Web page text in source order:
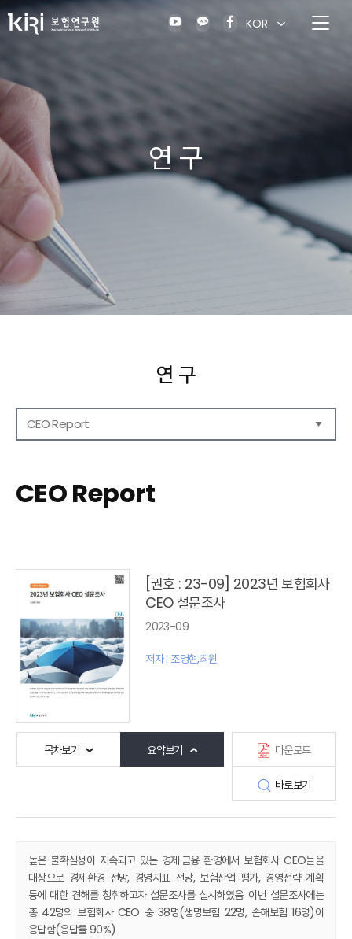
KOR
연 구
연 구
CEO Report
CEO Brief
영상자료
CEO Report
[권호 : 23-09] 2023년 보험회사
CEO 설문조사
2023-09
저자 : 조영현,최원
목차보기 요약보기 다운로드
바로보기
높은 불확실성이 지속되고 있는 경제·금융 환경에서 보험회사 CEO들을
대상으로 경제환경 전망, 경영지표 전망, 보험산업 평가, 경영전략 계획
등에 대한 견해를 청취하고자 설문조사를 실시하였음. 이번 설문조사에는
총 42명의 보험회사 CEO 중 38명(생명보험 22명, 손해보험 16명)이
응답함(응답률 90%)